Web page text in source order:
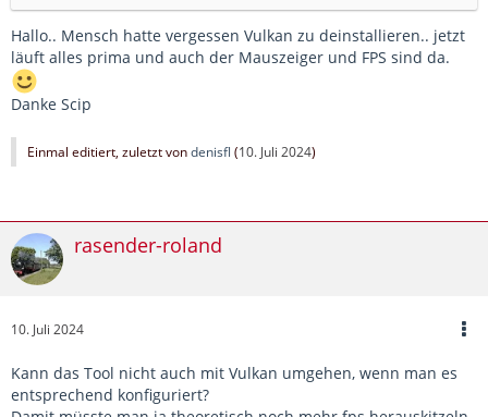
Hallo.. Mensch hatte vergessen Vulkan zu deinstallieren.. jetzt
läuft alles prima und auch der Mauszeiger und FPS sind da.
Danke Scip
Einmal editiert, zuletzt vondenisfl (10. Juli 2024)
rasender-roland
10. Juli 2024
Kann das Tool nicht auch mit Vulkan umgehen, wenn man es
entsprechend konfiguriert?